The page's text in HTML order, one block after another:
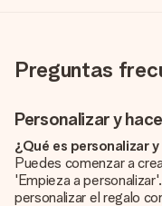
Preguntas
Personalizar y
¿Qué es personalizar
Puedes comenzar a
'Empieza a
personalizar el regalo